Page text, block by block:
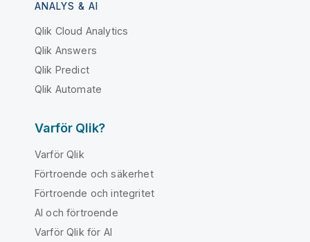
ANALYS & AI
Qlik Cloud Analytics
Qlik Answers
Qlik Predict
Qlik Automate
Varför Qlik?
Varför Qlik
Förtroende och säkerhet
Förtroende och integritet
AI och förtroende
Varför Qlik för AI